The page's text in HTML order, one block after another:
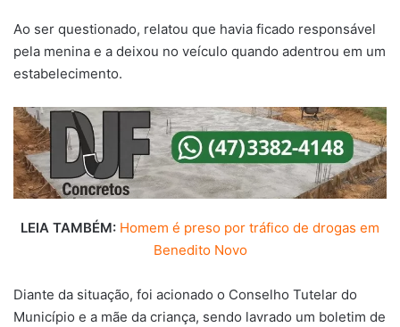
Ao ser questionado, relatou que havia ficado responsável
pela menina e a deixou no veículo quando adentrou em um
estabelecimento.
LEIA TAMBÉM: Homem é preso por tráfico de drogas em
Benedito Novo
Diante da situação, foi acionado o Conselho Tutelar do
Município e a mãe da criança, sendo lavrado um boletim de